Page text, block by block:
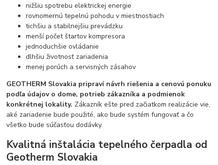
nižšiu spotrebu elektrickej energie
rovnomernú tepelnú pohodu v miestnostiach
tichšiu a stabilnejšiu prevádzku
menší počet štartov kompresora
jednoduchšie ovládanie
dlhšiu životnosť zariadenia
menej porúch a servisných zásahov
GEOTHERM Slovakia pripraví návrh riešenia a cenovú ponuku
podľa údajov o dome, potrieb zákazníka a podmienok
konkrétnej lokality. Zákazník ešte pred začiatkom realizácie vie,
aké zariadenie bude použité, ako bude systém fungovať a čo
všetko bude súčasťou dodávky.
Kvalitná inštalácia tepelného čerpadla od
Geotherm Slovakia